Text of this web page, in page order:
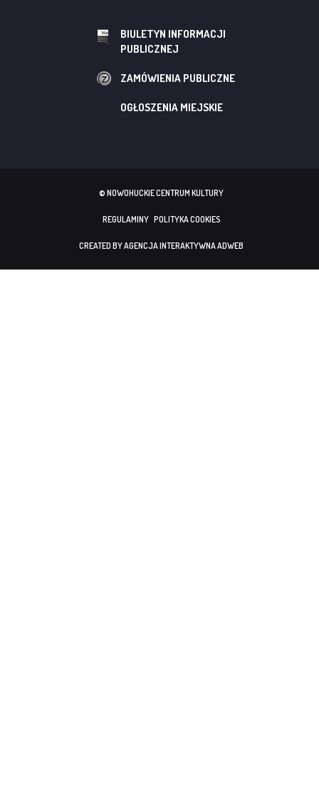
BIULETYN INFORMACJI
PUBLICZNEJ
ZAMÓWIENIA PUBLICZNE
OGŁOSZENIA MIEJSKIE
© NOWOHUCKIE CENTRUM KULTURY
REGULAMINY POLITYKA COOKIES
CREATED BY AGENCJA INTERAKTYWNA ADWEB